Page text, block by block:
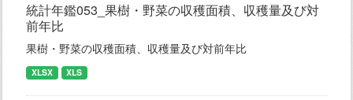
統計年鑑053_果樹・野菜の収穫面積、収穫量及び対
前年比
果樹・野菜の収穫面積、収穫量及び対前年比
XLSX XLS